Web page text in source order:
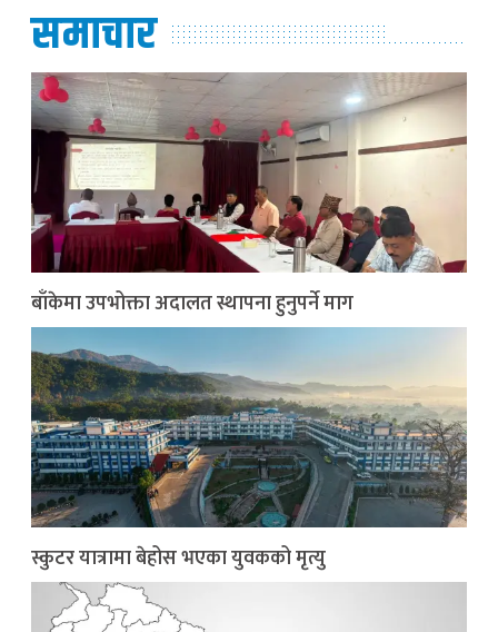
समाचार
बाँकेमा उपभोक्ता अदालत स्थापना हुनुपर्ने माग
स्कुटर यात्रामा बेहोस भएका युवकको मृत्यु